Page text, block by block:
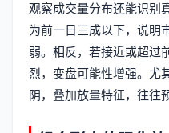
观察成交量分布还能识别
为前一日三成以下，说明
弱。相反，若接近或超过
烈，变盘可能性增强。尤
阴，叠加放量特征，往往